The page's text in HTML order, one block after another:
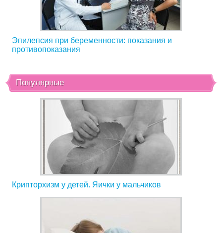
Эпилепсия при беременности: показания и
противопоказания
Популярные
Крипторхизм у детей. Яички у мальчиков